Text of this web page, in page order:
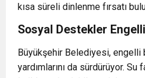
kısa süreli dinlenme fırsatı
Sosyal Destekler
Büyükşehir Belediyesi,
yardımlarını da sürdürüyor. Su